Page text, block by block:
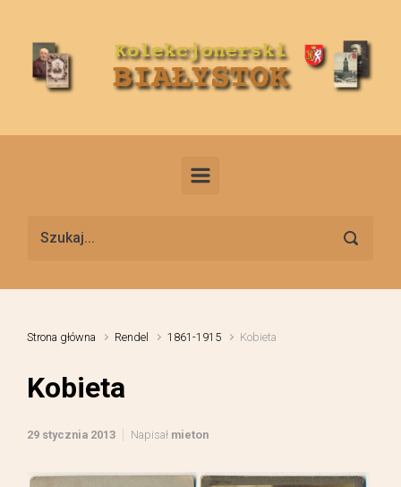
Strona główna Rendel 1861-1915 Kobieta
Kobieta
29 stycznia 2013 Napisał mieton